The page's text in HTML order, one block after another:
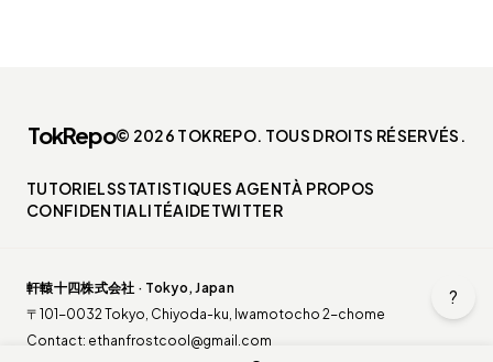
?
TokRepo© 2026 TOKREPO. TOUS DROITS RÉSERVÉS.
TUTORIELSSTATISTIQUES AGENTÀ PROPOS
CONFIDENTIALITÉAIDETWITTER
軒轅十四株式会社 · Tokyo, Japan
〒101-0032 Tokyo, Chiyoda-ku, Iwamotocho 2-chome
Contact: ethanfrostcool@gmail.com